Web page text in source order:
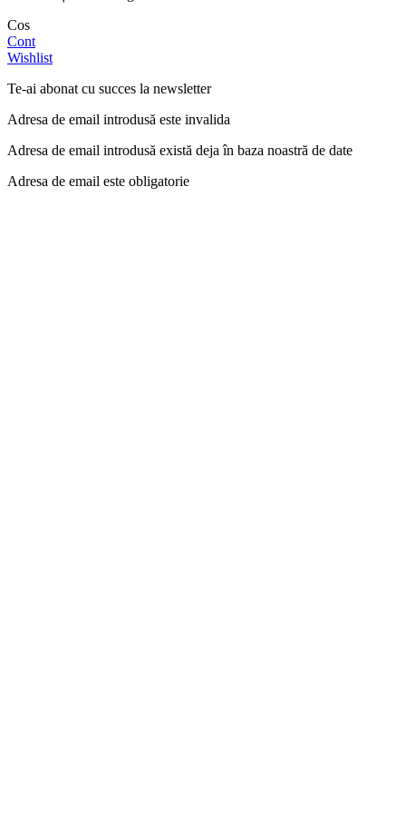
Cos
Cont
Wishlist
Te-ai abonat cu succes la newsletter
Adresa de email introdusă este invalida
Adresa de email introdusă există deja în baza noastră de date
Adresa de email este obligatorie